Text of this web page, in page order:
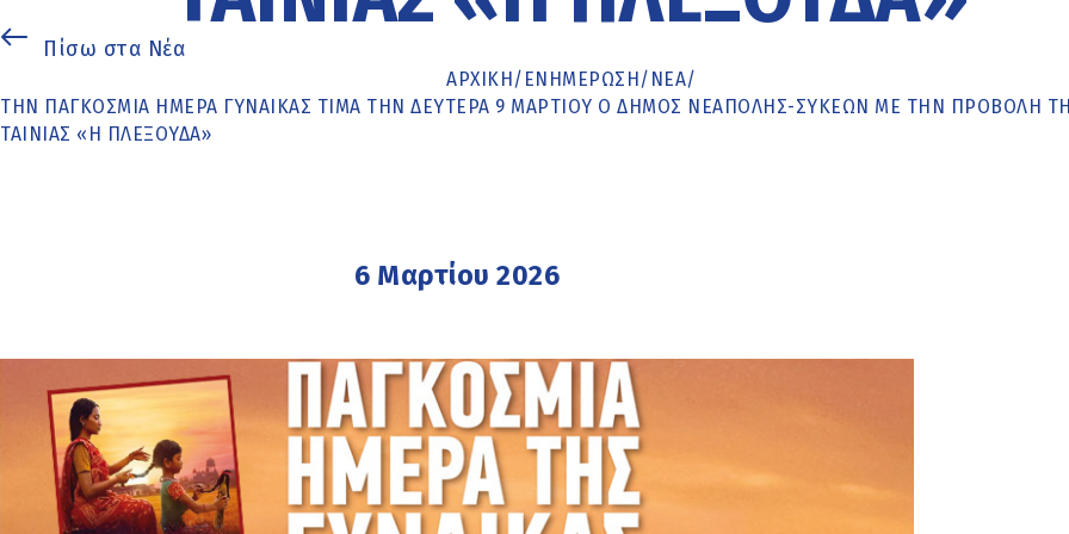
Πίσω στα Νέα
ΑΡΧΙΚΉ/ ΕΝΗΜΈΡΩΣΗ/ ΝΕΑ/
ΤΗΝ ΠΑΓΚΌΣΜΙΑ ΗΜΈΡΑ ΓΥΝΑΊΚΑΣ ΤΙΜΆ ΤΗΝ ΔΕΥΤΈΡΑ 9 ΜΑΡΤΊΟΥ Ο ΔΉΜΟΣ ΝΕΆΠΟΛΗΣ-ΣΥΚΕΏΝ ΜΕ ΤΗΝ ΠΡΟΒΟΛΉ
ΤΑΙΝΊΑΣ «Η ΠΛΕΞΟΎΔΑ»
6 Μαρτίου 2026